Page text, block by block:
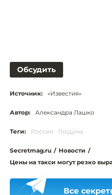
Обсудить
Источник: «Известия»
Автор: Александра Лашко
Теги: Россия Госдума
Secretmag.ru / Новости /
Цены на такси могут резко
Все